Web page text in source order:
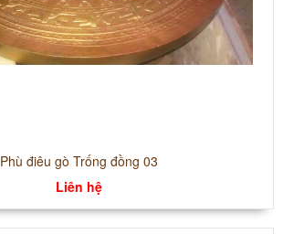
Phù điêu gò Trống đồng 03
Liên hệ